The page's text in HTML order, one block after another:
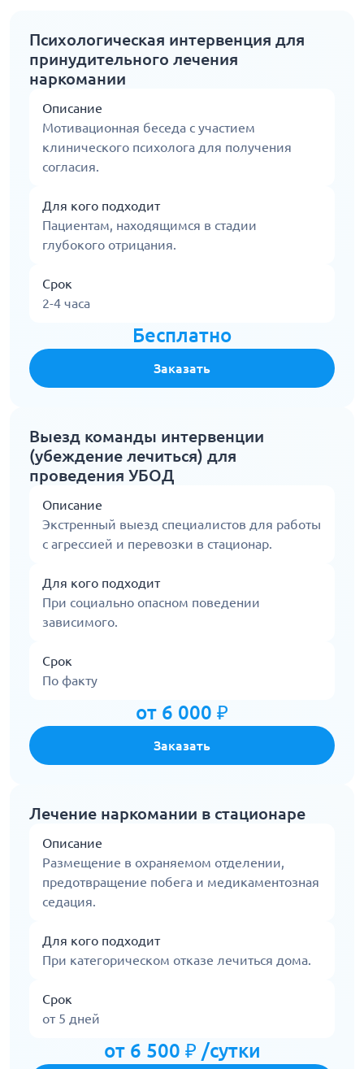
Психологическая интервенция для
принудительного лечения
наркомании
Описание
Мотивационная беседа с участием
клинического психолога для получения
согласия.
Для кого подходит
Пациентам, находящимся в стадии
глубокого отрицания.
Срок
2-4 часа
Бесплатно
Заказать
Выезд команды интервенции
(убеждение лечиться) для
проведения УБОД
Описание
Экстренный выезд специалистов для работы
с агрессией и перевозки в стационар.
Для кого подходит
При социально опасном поведении
зависимого.
Срок
По факту
от 6 000 ₽
Заказать
Лечение наркомании в стационаре
Описание
Размещение в охраняемом отделении,
предотвращение побега и медикаментозная
седация.
Для кого подходит
При категорическом отказе лечиться дома.
Срок
от 5 дней
от 6 500 ₽ /сутки